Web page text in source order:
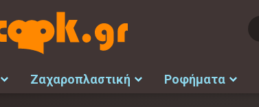
Ζαχαροπλαστική Ροφήματα